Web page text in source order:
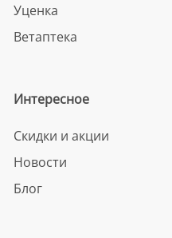
Уценка
Ветаптека
Интересное
Скидки и акции
Новости
Блог